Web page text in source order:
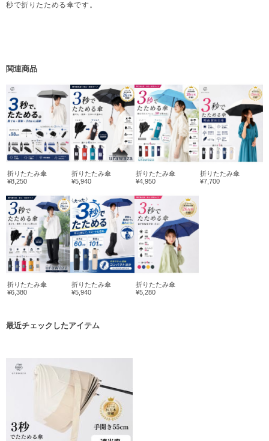
秒で折りたためる傘です。
関連商品
折りたたみ傘
¥8,250
折りたたみ傘
¥5,940
折りたたみ傘
¥4,950
折りたたみ傘
¥7,700
折りたたみ傘
¥6,380
折りたたみ傘
¥5,940
折りたたみ傘
¥5,280
最近チェックしたアイテム